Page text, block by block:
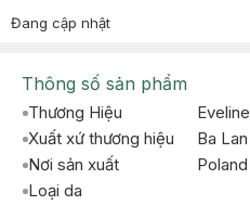
Đang cập nhật
Thông số sản phẩm
Thương Hiệu
Eveline
Xuất xứ thương hiệu
Ba Lan
Nơi sản xuất
Poland
Loại da